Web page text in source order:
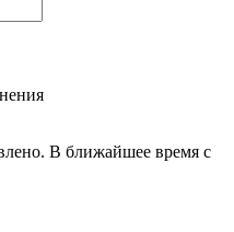
В ближайшее время с